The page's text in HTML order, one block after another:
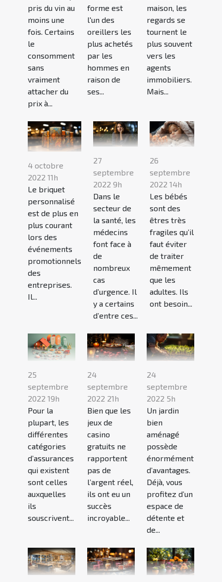
pris du vin au
moins une
fois. Certains
le
consomment
sans
vraiment
attacher du
prix à...
forme est
l'un des
oreillers les
plus achetés
par les
hommes en
raison de
ses...
maison, les
regards se
tournent le
plus souvent
vers les
agents
immobiliers.
Mais...
4 octobre
2022 11h
Le briquet
personnalisé
est de plus en
plus courant
lors des
événements
promotionnels
des
entreprises.
Il...
27
septembre
2022 9h
Dans le
secteur de
la santé, les
médecins
font face à
de
nombreux
cas
d’urgence. Il
y a certains
d’entre ces...
26
septembre
2022 14h
Les bébés
sont des
êtres très
fragiles qu’il
faut éviter
de traiter
mêmement
que les
adultes. Ils
ont besoin...
25
septembre
2022 19h
Pour la
plupart, les
différentes
catégories
d’assurances
qui existent
sont celles
auxquelles
ils
souscrivent...
24
septembre
2022 21h
Bien que les
jeux de
casino
gratuits ne
rapportent
pas de
l’argent réel,
ils ont eu un
succès
incroyable...
24
septembre
2022 5h
Un jardin
bien
aménagé
possède
énormément
d’avantages.
Déjà, vous
profitez d’un
espace de
détente et
de...